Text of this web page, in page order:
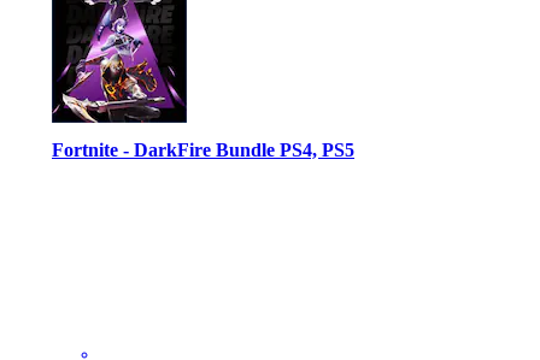
Fortnite - DarkFire Bundle PS4, PS5